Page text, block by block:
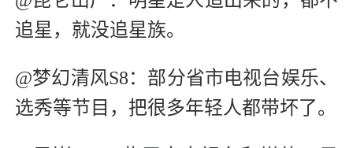
追星，就没追星族。
@梦幻清风S8：部分省市电视台娱乐、
选秀等节目，把很多年轻人都带坏了。